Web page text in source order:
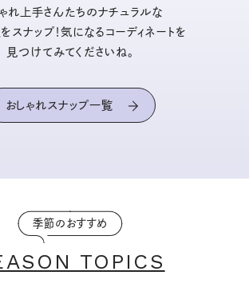
れ上手さんたちのナチュラルな
スナップ！気になるコーディネートを
見つけてみてくださいね。
おしゃれスナップ一覧
季節のおすすめ
TOPICS